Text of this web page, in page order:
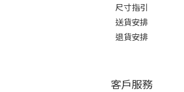
尺寸指引
送貨安排
退貨安排
客戶服務